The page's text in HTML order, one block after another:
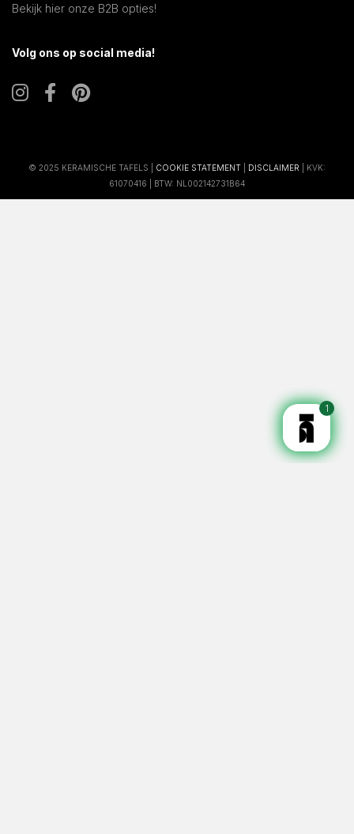
Bekijk hier onze B2B opties!
Volg ons op social media!
© 2025 KERAMISCHE TAFELS | COOKIE STATEMENT DISCLAIMER | KVK:
61070416 | BTW: NL002142731B64
1